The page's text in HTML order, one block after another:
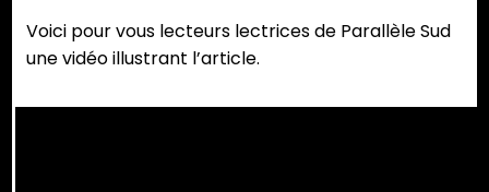
Voici pour vous lecteurs lectrices de Parallèle Sud
une vidéo illustrant l’article.